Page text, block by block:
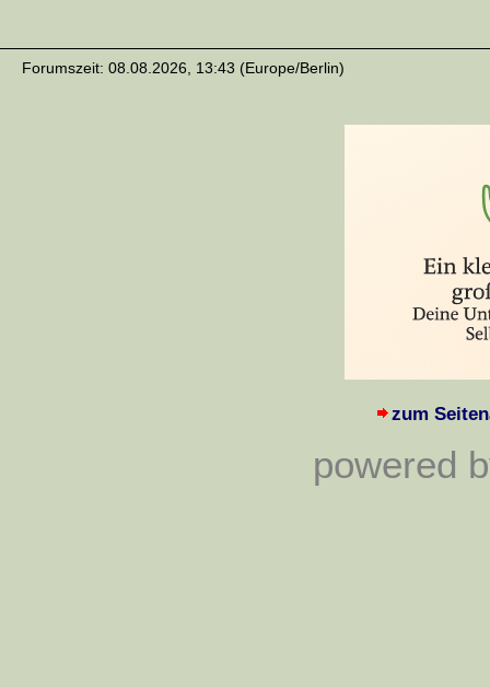
Forumszeit: 08.08.2026, 13:43 (Europe/Berlin)
zum
powered